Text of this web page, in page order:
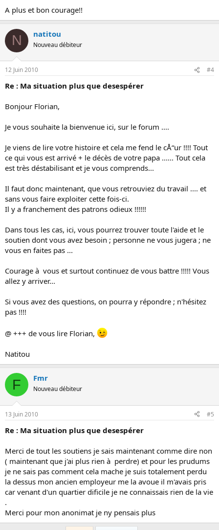
A plus et bon courage!!
N natitou
Nouveau débiteur
12 Juin 2010 #4
Re : Ma situation plus que desespérer
Bonjour Florian,
Je vous souhaite la bienvenue ici, sur le forum ....
Je viens de lire votre histoire et cela me fend le cÅ“ur !!!! Tout
ce qui vous est arrivé + le décès de votre papa ...... Tout cela
est très déstabilisant et je vous comprends...
Il faut donc maintenant, que vous retrouviez du travail .... et
sans vous faire exploiter cette fois-ci.
Il y a franchement des patrons odieux !!!!!!
Dans tous les cas, ici, vous pourrez trouver toute l'aide et le
soutien dont vous avez besoin ; personne ne vous jugera ; ne
vous en faites pas ...
Courage à vous et surtout continuez de vous battre !!!!! Vous
allez y arriver...
Si vous avez des questions, on pourra y répondre ; n'hésitez
pas !!!!
@ +++ de vous lire Florian,
Natitou
F Fmr
Nouveau débiteur
13 Juin 2010 #5
Re : Ma situation plus que desespérer
Merci de tout les soutiens je sais maintenant comme dire non
( maintenant que j'ai plus rien à perdre) et pour les prudums
je ne sais pas comment cela mache je suis totalement perdu
la dessus mon ancien employeur me la avoue il m'avais pris
car venant d'un quartier dificile je ne connaissais rien de la vie
.
Merci pour mon anonimat je ny pensais plus